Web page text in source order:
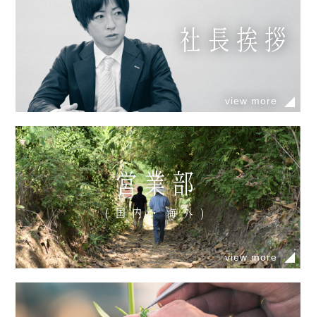
社長挨拶
view more
営業部
(国内・海外)
view more